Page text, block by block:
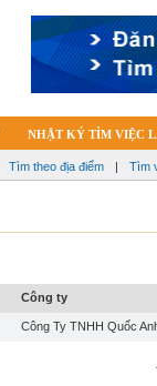
NHẬT KÝ TÌM VIỆC
Tìm theo địa điểm | Tìm
Công ty
Công Ty TNHH Quốc